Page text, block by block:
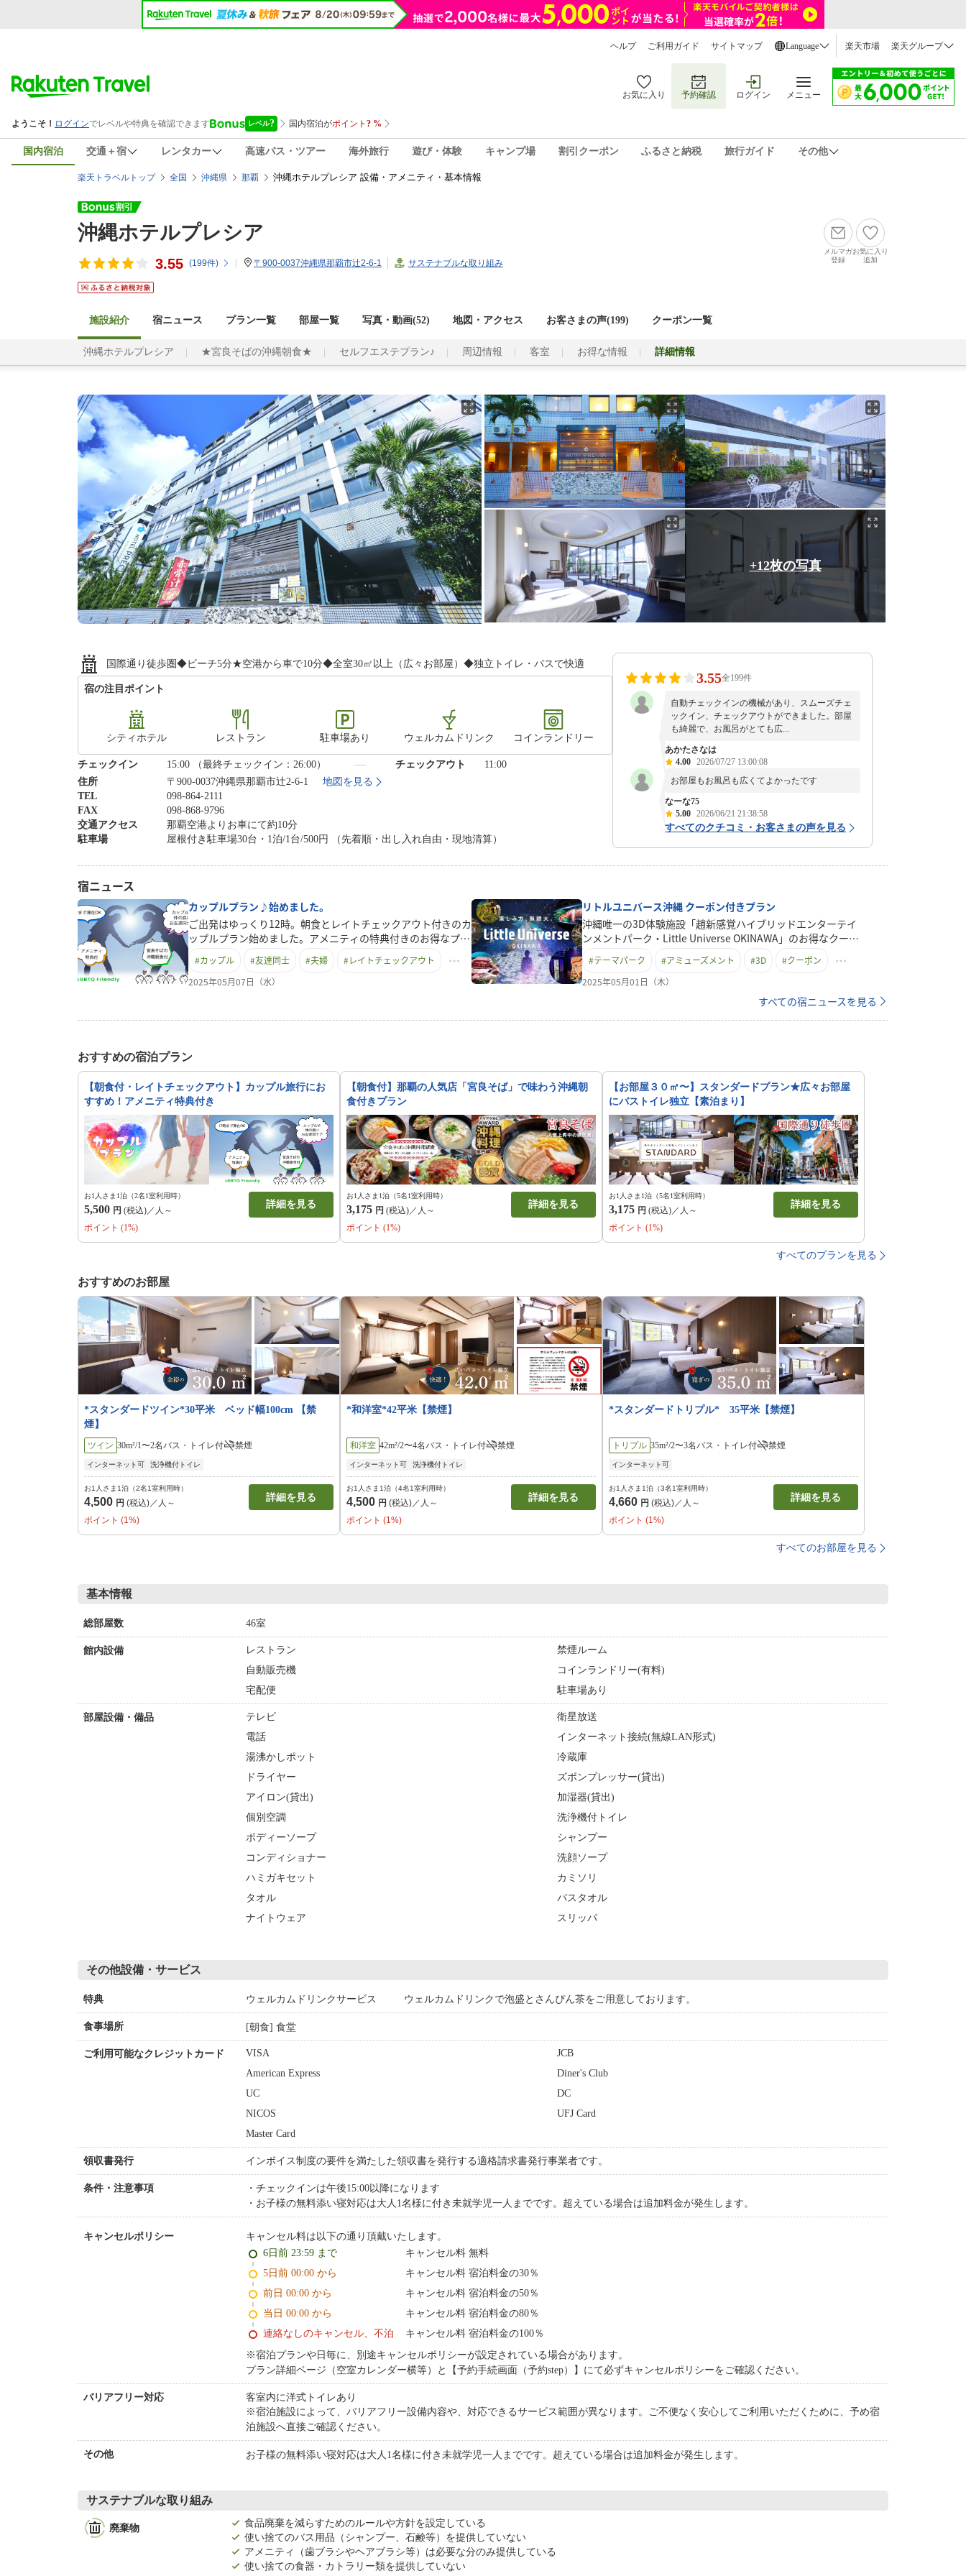
ヘルプ ご利用ガイド サイトマップ Language 楽天市場 楽天グループ
お気に入り 予約確認 ログイン メニュー
国内宿泊 交通＋宿 レンタカー 高速バス・ツアー 海外旅行 遊び・体験 キャンプ場 割引クーポン ふるさと納税 旅行ガイド その他
楽天トラベルトップ 全国 沖縄県 那覇 沖縄ホテルプレシア 設備・アメニティ・基本情報
沖縄ホテルプレシア
3.55 (199件) 〒900-0037沖縄県那覇市辻2-6-1 サステナブルな取り組み
メルマガ
登録
お気に入り
追加
施設紹介 宿ニュース プラン一覧 部屋一覧 写真・動画(52) 地図・アクセス お客さまの声(199) クーポン一覧
沖縄ホテルプレシア ★宮良そばの沖縄朝食★ セルフエステプラン♪ 周辺情報 客室 お得な情報 詳細情報
+12枚の写真
国際通り徒歩圏◆ビーチ5分★空港から車で10分◆全室30㎡以上（広々お部屋）◆独立トイレ・バスで快適
宿の注目ポイント
シティホテル レストラン 駐車場あり ウェルカムドリンク コインランドリー
チェックイン 15:00 （最終チェックイン：26:00） チェックアウト
11:00
住所
〒900-0037沖縄県那覇市辻2-6-1
地図を見る
TEL
098-864-2111
FAX
098-868-9796
交通アクセス
那覇空港よりお車にて約10分
駐車場
屋根付き駐車場30台・1泊/1台/500円 （先着順・出し入れ自由・現地清算）
3.55全199件
自動チェックインの機械があり、スムーズチェ
ックイン、チェックアウトができました。部屋
も綺麗で、お風呂がとても広...
あかたさなは
4.00 2026/07/27 13:00:08
お部屋もお風呂も広くてよかったです
なーな75
5.00 2026/06/21 21:38:58
すべてのクチコミ・お客さまの声を見る
宿ニュース
カップルプラン♪始めました。
ご出発はゆっくり12時。朝食とレイトチェックアウト付きのカ
ップルプラン始めました。アメニティの特典付きのお得なプラ
ンです！ご夫婦、カップル、仲の良いお友達同士、ふたりっき
りで、ゆったりお過ごしください。
#カップル #友達同士 #夫婦 #レイトチェックアウト
2025年05月07日（水）
リトルユニバース沖縄 クーポン付きプラン
沖縄唯一の3D体験施設「趙新感覚ハイブリッドエンターテイ
ンメントパーク・Little Universe OKINAWA」のお得なクーポ
ン券が付いたプランを販売開始しました。素泊まりと朝食付
き、お好みに合わせてお選びください。
#テーマパーク #アミューズメント #3D #クーポン
2025年05月01日（木）
すべての宿ニュースを見る
おすすめの宿泊プラン
【朝食付・レイトチェックアウト】カップル旅行にお
すすめ！アメニティ特典付き
お1人さま1泊（2名1室利用時）
5,500 円 (税込)／人～
詳細を見る
ポイント (1%)
【朝食付】那覇の人気店「宮良そば」で味わう沖縄朝
食付きプラン
お1人さま1泊（5名1室利用時）
3,175 円 (税込)／人～
詳細を見る
ポイント (1%)
【お部屋３０㎡〜】スタンダードプラン★広々お部屋
にバストイレ独立【素泊まり】
お1人さま1泊（5名1室利用時）
3,175 円 (税込)／人～
詳細を見る
ポイント (1%)
すべてのプランを見る
おすすめのお部屋
*スタンダードツイン*30平米 ベッド幅100cm 【禁
煙】
ツイン 30m²/1〜2名バス・トイレ付 禁煙
インターネット可 洗浄機付トイレ
お1人さま1泊（2名1室利用時）
4,500 円 (税込)／人～ 詳細を見る
ポイント (1%)
*和洋室*42平米【禁煙】
和洋室 42m²/2〜4名バス・トイレ付 禁煙
インターネット可 洗浄機付トイレ
お1人さま1泊（4名1室利用時）
4,500 円 (税込)／人～ 詳細を見る
ポイント (1%)
*スタンダードトリプル* 35平米【禁煙】
トリプル 35m²/2〜3名バス・トイレ付 禁煙
インターネット可
お1人さま1泊（3名1室利用時）
4,660 円 (税込)／人～ 詳細を見る
ポイント (1%)
すべてのお部屋を見る
基本情報
総部屋数 46室
館内設備 レストラン
禁煙ルーム
自動販売機
コインランドリー(有料)
宅配便
駐車場あり
部屋設備・備品 テレビ
衛星放送
電話
インターネット接続(無線LAN形式)
湯沸かしポット
冷蔵庫
ドライヤー
ズボンプレッサー(貸出)
アイロン(貸出)
加湿器(貸出)
個別空調
洗浄機付トイレ
ボディーソープ
シャンプー
コンディショナー
洗顔ソープ
ハミガキセット
カミソリ
タオル
バスタオル
ナイトウェア
スリッパ
その他設備・サービス
特典 ウェルカムドリンクサービス ウェルカムドリンクで泡盛とさんぴん茶をご用意しております。
食事場所 [朝食] 食堂
ご利用可能なクレジットカード VISA
JCB
American Express
Diner's Club
UC
DC
NICOS
UFJ Card
Master Card
領収書発行 インボイス制度の要件を満たした領収書を発行する適格請求書発行事業者です。
条件・注意事項
チェックインは午後15:00以降になります
お子様の無料添い寝対応は大人1名様に付き未就学児一人までです。超えている場合は追加料金が発生します。
キャンセルポリシー キャンセル料は以下の通り頂戴いたします。
6日前 23:59 まで
キャンセル料 無料
5日前 00:00 から
キャンセル料 宿泊料金の30％
前日 00:00 から
キャンセル料 宿泊料金の50％
当日 00:00 から
キャンセル料 宿泊料金の80％
連絡なしのキャンセル、不泊
キャンセル料 宿泊料金の100％
※宿泊プランや日毎に、別途キャンセルポリシーが設定されている場合があります。
プラン詳細ページ（空室カレンダー横等）と【予約手続画面（予約step）】にて必ずキャンセルポリシーをご確認ください。
バリアフリー対応
客室内に洋式トイレあり
※宿泊施設によって、バリアフリー設備内容や、対応できるサービス範囲が異なります。ご不便なく安心してご利用いただくために、予め宿
泊施設へ直接ご確認ください。
その他 お子様の無料添い寝対応は大人1名様に付き未就学児一人までです。超えている場合は追加料金が発生します。
サステナブルな取り組み
廃棄物
食品廃棄を減らすためのルールや方針を設定している
使い捨てのバス用品（シャンプー、石鹸等）を提供していない
アメニティ（歯ブラシやヘアブラシ等）は必要な分のみ提供している
使い捨ての食器・カトラリー類を提供していない